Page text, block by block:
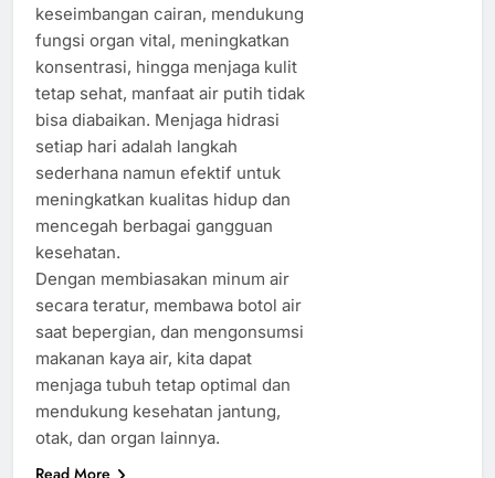
keseimbangan cairan, mendukung
fungsi organ vital, meningkatkan
konsentrasi, hingga menjaga kulit
tetap sehat, manfaat air putih tidak
bisa diabaikan. Menjaga hidrasi
setiap hari adalah langkah
sederhana namun efektif untuk
meningkatkan kualitas hidup dan
mencegah berbagai gangguan
kesehatan.
Dengan membiasakan minum air
secara teratur, membawa botol air
saat bepergian, dan mengonsumsi
makanan kaya air, kita dapat
menjaga tubuh tetap optimal dan
mendukung kesehatan jantung,
otak, dan organ lainnya.